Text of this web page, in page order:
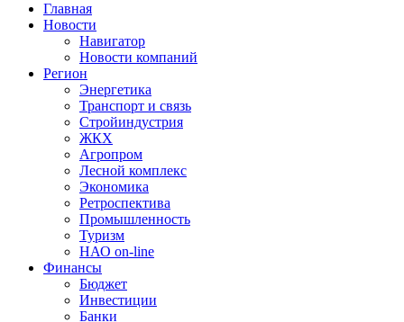
Главная
Новости
Навигатор
Новости компаний
Регион
Энергетика
Транспорт и связь
Стройиндустрия
ЖКХ
Агропром
Лесной комплекс
Экономика
Ретроспектива
Промышленность
Туризм
НАО on-line
Финансы
Бюджет
Инвестиции
Банки